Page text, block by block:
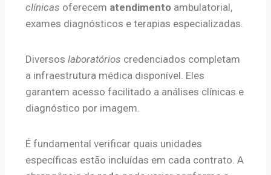
clínicas oferecem atendimento ambulatorial,
exames diagnósticos e terapias especializadas.
Diversos laboratórios credenciados completam
a infraestrutura médica disponível. Eles
garantem acesso facilitado a análises clínicas e
diagnóstico por imagem.
É fundamental verificar quais unidades
específicas estão incluídas em cada contrato. A